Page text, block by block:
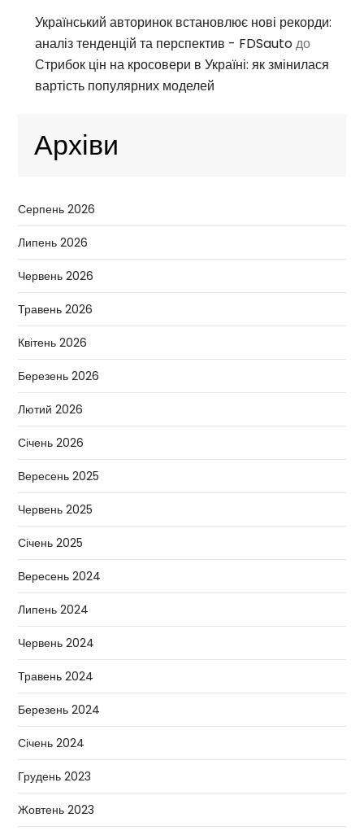
Український авторинок встановлює нові рекорди:
аналіз тенденцій та перспектив - FDSautoдо
Стрибок цін на кросовери в Україні: як змінилася
вартість популярних моделей
Архіви
Серпень 2026
Липень 2026
Червень 2026
Травень 2026
Квітень 2026
Березень 2026
Лютий 2026
Січень 2026
Вересень 2025
Червень 2025
Січень 2025
Вересень 2024
Липень 2024
Червень 2024
Травень 2024
Березень 2024
Січень 2024
Грудень 2023
Жовтень 2023